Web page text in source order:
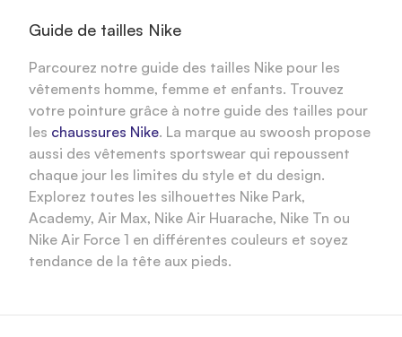
Guide de tailles Nike
Parcourez notre guide des tailles Nike pour les
vêtements homme, femme et enfants. Trouvez
votre pointure grâce à notre guide des tailles pour
les chaussures Nike. La marque au swoosh propose
aussi des vêtements sportswear qui repoussent
chaque jour les limites du style et du design.
Explorez toutes les silhouettes Nike Park,
Academy, Air Max, Nike Air Huarache, Nike Tn ou
Nike Air Force 1 en différentes couleurs et soyez
tendance de la tête aux pieds.